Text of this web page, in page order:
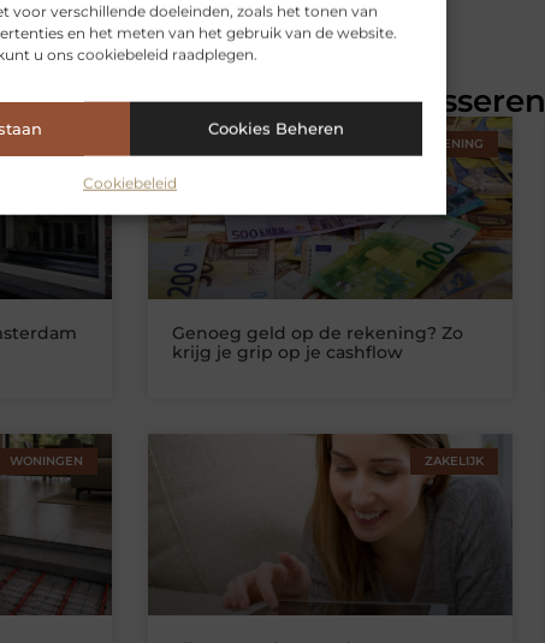
voor verschillende doeleinden, zoals het tonen van
en het meten van het gebruik van de website.
u ons cookiebeleid raadplegen.
Cookies Beheren
Cookiebeleid
die u mogelijk interesseren
ZAKELIJKE DIENSTVERLENING
Genoeg geld op de rekening? Zo
krijg je grip op je cashflow
WONINGEN ZAKELIJK